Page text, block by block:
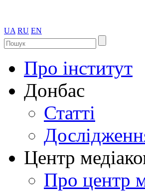
UA RU EN
Про інститут
Донбас
Статті
Центр
Про центр